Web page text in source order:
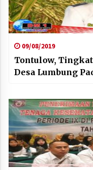
09/08/2019
Tontulow,
Desa Lumbung